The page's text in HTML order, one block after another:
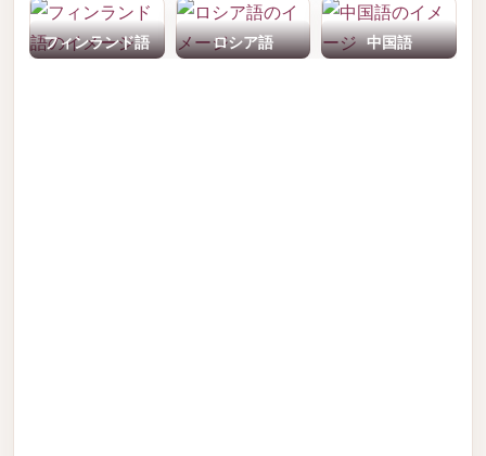
フィンランド語 ロシア語 中国語